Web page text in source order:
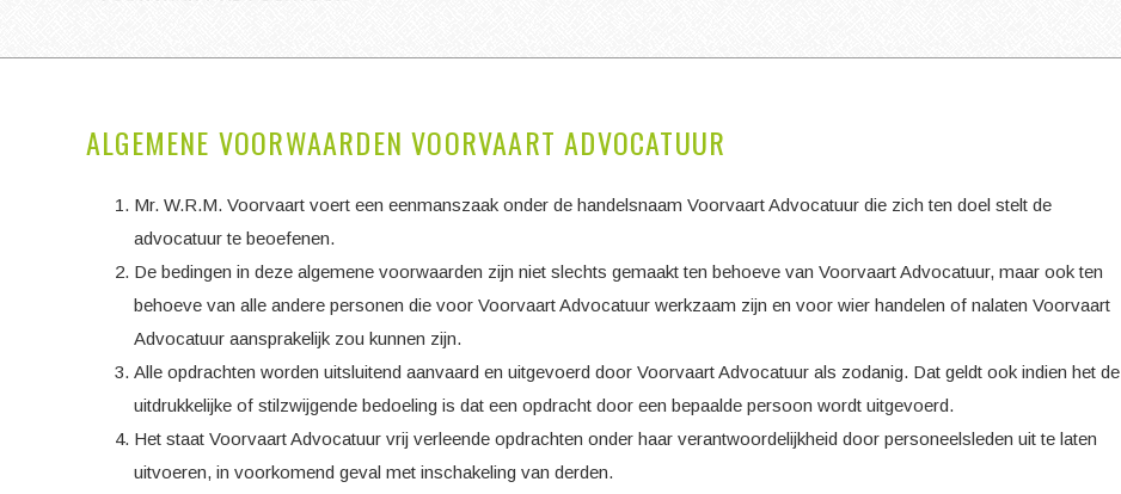
ALGEMENE VOORWAARDEN VOORVAART ADVOCATUUR
Mr. W.R.M. Voorvaart voert een eenmanszaak onder de handelsnaam Voorvaart Advocatuur die zich ten doel stelt de
advocatuur te beoefenen.
De bedingen in deze algemene voorwaarden zijn niet slechts gemaakt ten behoeve van Voorvaart Advocatuur, maar ook ten
behoeve van alle andere personen die voor Voorvaart Advocatuur werkzaam zijn en voor wier handelen of nalaten Voorvaart
Advocatuur aansprakelijk zou kunnen zijn.
Alle opdrachten worden uitsluitend aanvaard en uitgevoerd door Voorvaart Advocatuur als zodanig. Dat geldt ook indien het de
uitdrukkelijke of stilzwijgende bedoeling is dat een opdracht door een bepaalde persoon wordt uitgevoerd.
Het staat Voorvaart Advocatuur vrij verleende opdrachten onder haar verantwoordelijkheid door personeelsleden uit te laten
uitvoeren, in voorkomend geval met inschakeling van derden.